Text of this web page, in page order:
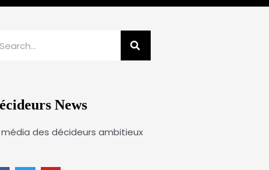
News
média des décideurs ambitieux